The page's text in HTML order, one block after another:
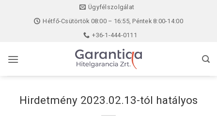
Ügyfélszolgálat
Hétfő-Csütörtök 08:00 – 16:55, Péntek 8:00-14:00
+36-1-444-0111
Hirdetmény 2023.02.13-tól hatályos